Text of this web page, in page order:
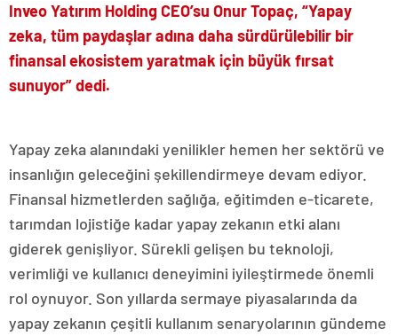
Inveo Yatırım Holding CEO’su Onur Topaç, “Yapay
zeka, tüm paydaşlar adına daha sürdürülebilir bir
finansal ekosistem yaratmak için büyük fırsat
sunuyor” dedi.
Yapay zeka alanındaki yenilikler hemen her sektörü ve
insanlığın geleceğini şekillendirmeye devam ediyor.
Finansal hizmetlerden sağlığa, eğitimden e-ticarete,
tarımdan lojistiğe kadar yapay zekanın etki alanı
giderek genişliyor. Sürekli gelişen bu teknoloji,
verimliği ve kullanıcı deneyimini iyileştirmede önemli
rol oynuyor. Son yıllarda sermaye piyasalarında da
yapay zekanın çeşitli kullanım senaryolarının gündeme